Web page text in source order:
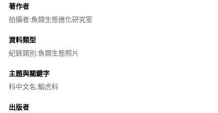
著作者
拍攝者:魚類生態進化研究室
資料類型
紀錄類別:魚類生態照片
主題與關鍵字
科中文名:鰕虎科
出版者